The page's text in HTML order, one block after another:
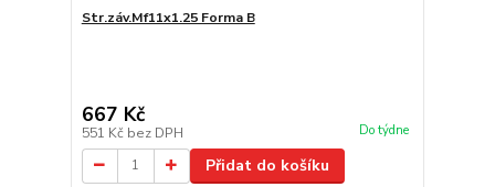
Str.záv.Mf11x1.25 Forma B
667 Kč
551 Kč bez DPH Do týdne
Přidat do košíku